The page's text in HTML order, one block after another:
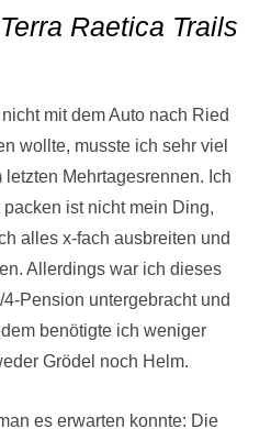
Raetica Trails
mit dem Auto nach Ried
wollte, musste ich sehr viel
Mehrtagesrennen. Ich
ist nicht mein Ding,
alles x-fach ausbreiten und
Allerdings war ich dieses
Pension untergebracht und
benötigte ich weniger
Grödel noch Helm.
es erwarten konnte: Die